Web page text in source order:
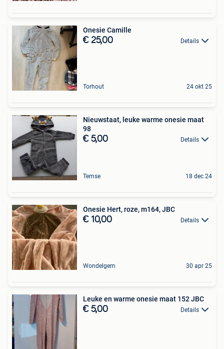
Onesie Camille
€ 25,00 Details
Torhout 24 okt 25
Nieuwstaat, leuke warme onesie maat
98
€ 5,00 Details
Temse 18 dec 24
Onesie Hert, roze, m164, JBC
€ 10,00 Details
Wondelgem 30 apr 25
Leuke en warme onesie maat 152 JBC
€ 5,00 Details